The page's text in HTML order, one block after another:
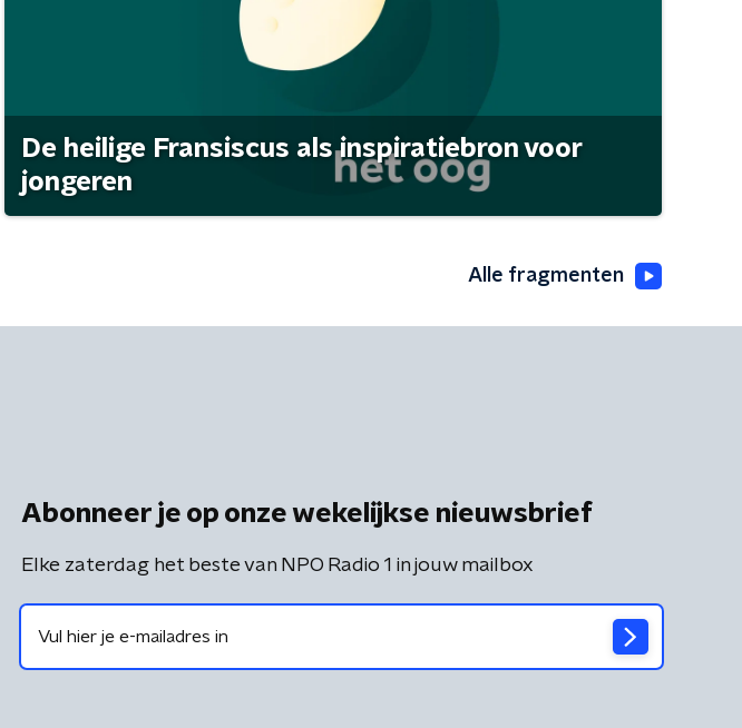
De heilige Fransiscus als inspiratiebron voor
jongeren
Alle fragmenten
Abonneer je op onze wekelijkse nieuwsbrief
Elke zaterdag het beste van NPO Radio 1 in jouw mailbox